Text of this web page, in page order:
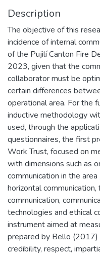
Description
The objective of this
incidence of internal
of the Pujilí Canton Fire
2023, given that the
collaborator must be
certain differences
operational area. For the
inductive methodology
used, through the
questionnaires, the first
Work Trust, focused on
with dimensions such as
communication in the
horizontal
communication,
technologies and ethical
instrument aimed at
prepared by Bello (2017)
credibility, respect,